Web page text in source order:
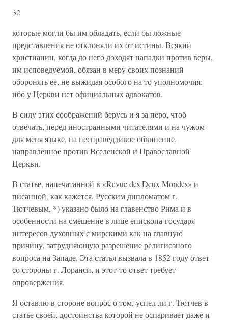
32
которые могли бы им обладать, если бы ложные
представления не отклоняли их от истины. Всякий
христианин, когда до него доходят нападки против веры,
им исповедуемой, обязан в меру своих познаний
оборонять ее, не выжидая особого на то уполномочия:
ибо у Церкви нет официальных адвокатов.
В силу этих соображений берусь и я за перо, чтоб
отвечать, перед иностранными читателями и на чужом
для меня языке, на несправедливое обвинение,
направленное против Вселенской и Православной
Церкви.
В статье, напечатанной в «Revue des Deux Mondes» и
писанной, как кажется, Русским дипломатом г.
Тютчевым, *) указано было на главенство Рима и в
особенности на смешение в лице епископа-государя
интересов духовных с мирскими как на главную
причину, затрудняющую разрешение религиозного
вопроса на Западе. Эта статья вызвала в 1852 году ответ
со стороны г. Лоранси, и этот-то ответ требует
опровержения.
Я оставлю в стороне вопрос о том, успел ли г. Тютчев в
статье своей, достоинства которой не оспаривает даже и